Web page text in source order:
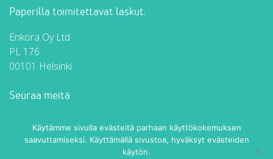
Paperilla toimitettavat laskut:
Enkora Oy Ltd
PL 176
00101 Helsinki
Seuraa meitä
Käytämme sivulla evästeitä parhaan käyttökokemuksen
saavuttamiseksi. Käyttämällä sivustoa, hyväksyt evästeiden
käytön.